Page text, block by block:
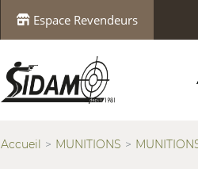
Espace Revendeurs
Accueil MUNITIONS